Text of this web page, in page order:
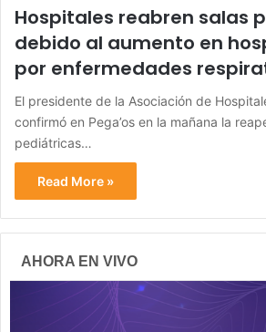
Hospitales reabren salas
debido al aumento en
por enfermedades
El presidente de la Asociación de
confirmó en Pega’os en la mañana la
pediátricas…
Read More »
AHORA EN VIVO